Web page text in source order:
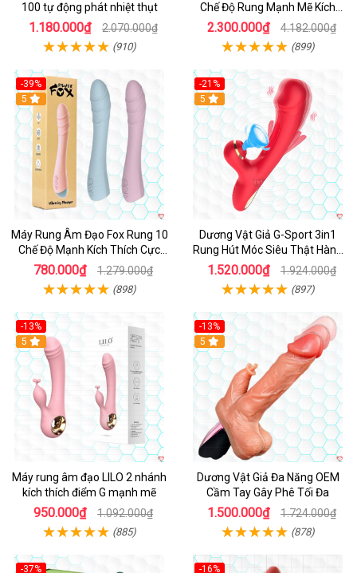
100 tự động phát nhiệt thụt
1.180.000₫ 2.070.000₫
(910)
Chế Độ Rung Mạnh Mẽ Kích
Thích
2.300.000₫ 4.182.000₫
(899)
-39%
Hot
5
Máy Rung Âm Đạo Fox Rung 10
Chế Độ Mạnh Kích Thích Cực
Sướng
780.000₫ 1.279.000₫
(898)
-21%
Hot
5
Dương Vật Giả G-Sport 3in1
Rung Hút Móc Siêu Thật Hàng
Hot
1.520.000₫ 1.924.000₫
(897)
-13%
Hot
5
Máy rung âm đạo LILO 2 nhánh
kích thích điểm G mạnh mẽ
950.000₫ 1.092.000₫
(885)
-13%
Hot
5
Dương Vật Giả Đa Năng OEM
Cầm Tay Gây Phê Tối Đa
1.500.000₫ 1.724.000₫
(878)
-37%
-16%